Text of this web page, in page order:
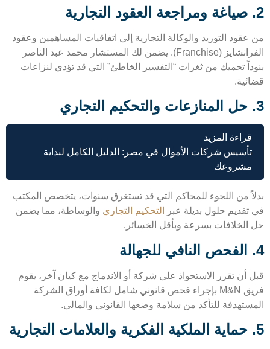
التوريد والوكالة التجارية إلى اتفاقيات المساهمين وعقود
الفرانشايز (Franchise). يضمن لك المستشار محمد عبد الناصر
تحميك من ثغرات “التفسير الخاطئ” التي قد تؤدي لنزاعات
قراءة المزيد
تأسيس شركات الأموال في مصر: الدليل الكامل لبداية
مشروعك
من اللجوء للمحاكم التي قد تستغرق سنوات، يتخصص المكتب
حلول بديلة عبر التحكيم التجاريوالوساطة، مما يضمن
بسرعة وبأقل الخسائر.
أن تقرر الاستحواذ على شركة أو الاندماج مع كيان آخر، يقوم
فريق M&N بإجراء فحص قانوني شامل لكافة أوراق الشركة
للتأكد من سلامة وضعها القانوني والمالي.